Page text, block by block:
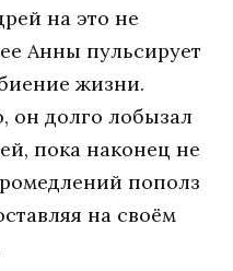
на это не
Анны пульсирует
жизни.
он долго лобызал
пока наконец не
пополз
на своём